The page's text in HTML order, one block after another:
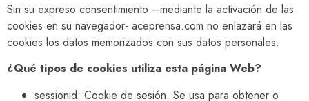
Sin su expreso consentimiento –mediante la activación de las
cookies en su navegador- aceprensa.com no enlazará en las
cookies los datos memorizados con sus datos personales.
¿Qué tipos de cookies utiliza esta página Web?
sessionid: Cookie de sesión. Se usa para obtener o